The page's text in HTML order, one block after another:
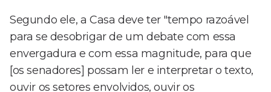
Segundo ele, a Casa deve ter "tempo razoável
para se desobrigar de um debate com essa
envergadura e com essa magnitude, para que
[os senadores] possam ler e interpretar o texto,
ouvir os setores envolvidos, ouvir os